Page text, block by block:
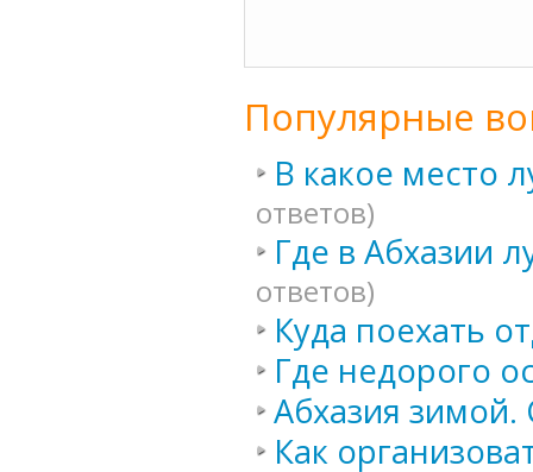
Популярные
В какое место
ответов)
Где в Абхазии
ответов)
Куда поехать
Где недорого
Абхазия зимой.
Как